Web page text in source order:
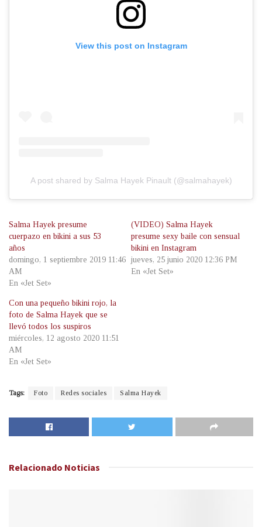
View this post on Instagram
A post shared by Salma Hayek Pinault (@salmahayek)
Salma Hayek presume
cuerpazo en bikini a sus 53
años
domingo, 1 septiembre 2019 11:46
AM
En «Jet Set»
(VIDEO) Salma Hayek
presume sexy baile con sensual
bikini en Instagram
jueves, 25 junio 2020 12:36 PM
En «Jet Set»
Con una pequeño bikini rojo, la
foto de Salma Hayek que se
llevó todos los suspiros
miércoles, 12 agosto 2020 11:51
AM
En «Jet Set»
Tags: Foto Redes sociales Salma Hayek
Relacionado Noticias